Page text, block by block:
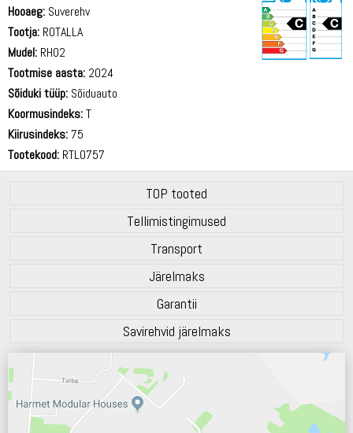
Hooaeg: Suverehv
Tootja: ROTALLA
Mudel: RH02
Tootmise aasta: 2024
Sõiduki tüüp: Sõiduauto
Koormusindeks:T
Kiirusindeks: 75
Tootekood: RTL0757
TOP tooted
Tellimistingimused
Transport
Järelmaks
Garantii
Savirehvid järelmaks